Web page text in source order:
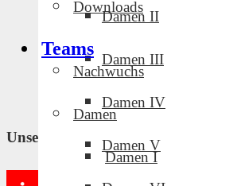
Damen II
Damen III
Damen IV
Damen V
Downloads
Teams
Nachwuchs
Damen
Damen I
Unsere Partner und Sponsoren